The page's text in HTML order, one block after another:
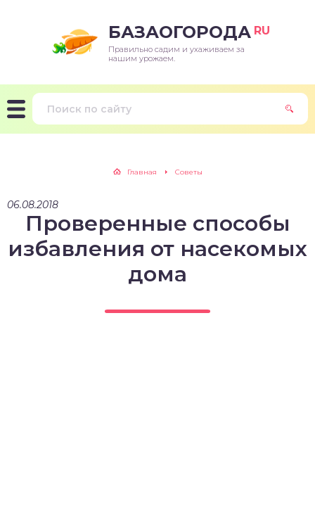
БАЗАОГОРОДА RU
Правильно садим и ухаживаем за
нашим урожаем.
Главная Советы
06.08.2018
Проверенные способы
избавления от насекомых
дома